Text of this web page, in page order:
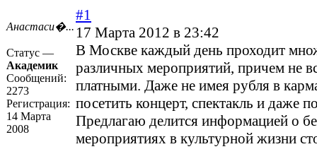
Анастаси�...
Статус —
Академик
Сообщений:
2273
Регистрация:
14 Марта
2008
#1
17 Марта 2012 в 23:42
В Москве каждый день проходит
различных мероприятий, причем не
платными. Даже не имея рубля в
посетить концерт, спектакль и даже
Предлагаю делится информацией о
мероприятиях в культурной жизни